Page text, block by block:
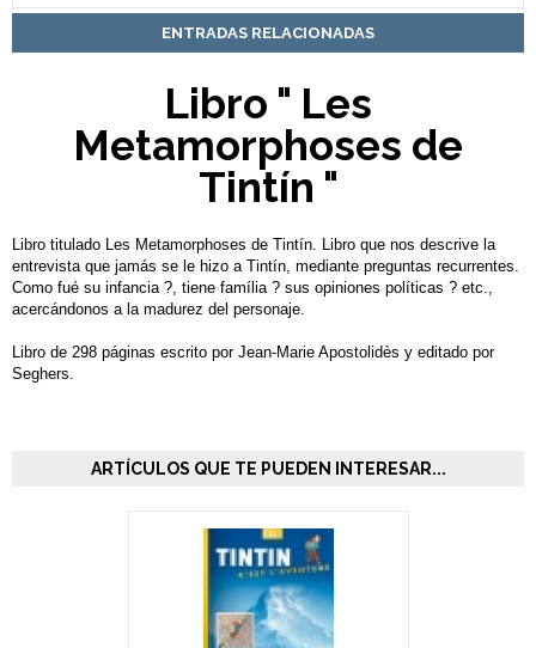
ENTRADAS RELACIONADAS
Libro " Les
Metamorphoses de
Tintín "
Libro titulado Les Metamorphoses de Tintín. Libro que nos descrive la
entrevista que jamás se le hizo a Tintín, mediante preguntas recurrentes.
Como fué su infancia ?, tiene família ? sus opiniones políticas ? etc.,
acercándonos a la madurez del personaje.
Libro de 298 páginas escrito por Jean-Marie Apostolidès y editado por
Seghers.
ARTÍCULOS QUE TE PUEDEN INTERESAR...